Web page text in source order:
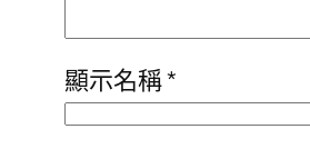
顯示名稱*